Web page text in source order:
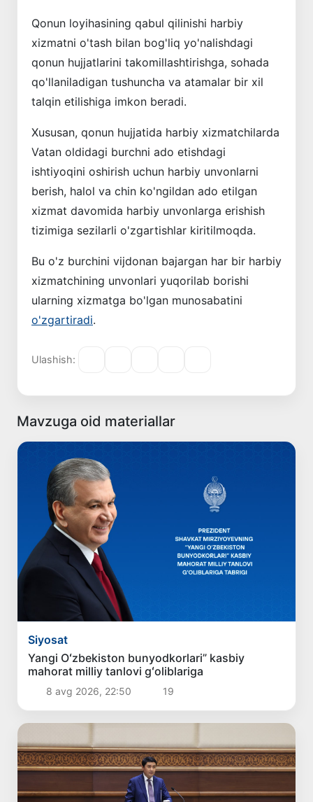
Qonun loyihasining qabul qilinishi harbiy
xizmatni o'tash bilan bog'liq yo'nalishdagi
qonun hujjatlarini takomillashtirishga, sohada
qo'llaniladigan tushuncha va atamalar bir xil
talqin etilishiga imkon beradi.
Xususan, qonun hujjatida harbiy xizmatchilarda
Vatan oldidagi burchni ado etishdagi
ishtiyoqini oshirish uchun harbiy unvonlarni
berish, halol va chin ko'ngildan ado etilgan
xizmat davomida harbiy unvonlarga erishish
tizimiga sezilarli o'zgartishlar kiritilmoqda.
Bu o'z burchini vijdonan bajargan har bir harbiy
xizmatchining unvonlari yuqorilab borishi
ularning xizmatga bo'lgan munosabatini
o'zgartiradi.
Ulashish:
Mavzuga oid materiallar
Siyosat
Yangi Oʻzbekiston bunyodkorlari” kasbiy
mahorat milliy tanlovi gʻoliblariga
8 avg 2026, 22:50 19